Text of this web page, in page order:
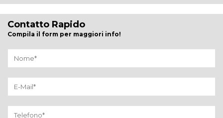
Contatto Rapido
Compila il form per maggiori info!